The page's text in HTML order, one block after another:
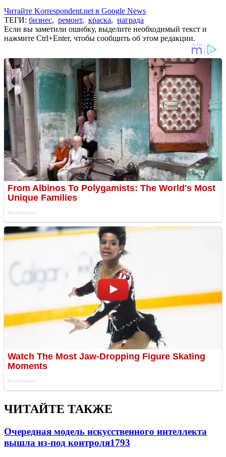
Читайте Korrespondent.net в Google News
ТЕГИ: бизнес, ремонт, краска, награда
Если вы заметили ошибку, выделите необходимый текст и
нажмите Ctrl+Enter, чтобы сообщить об этом редакции.
ЧИТАЙТЕ ТАКЖЕ
Очередная модель искусственного интеллекта
вышла из-под контроля1793